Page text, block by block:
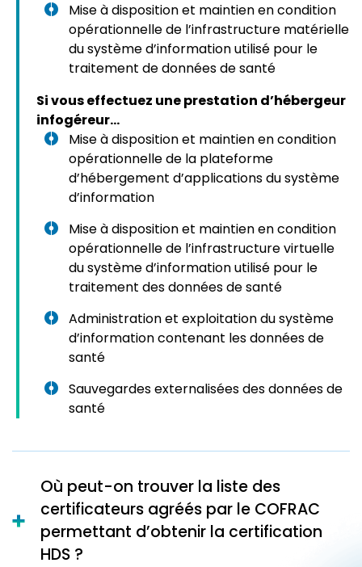
Mise à disposition et maintien en condition
opérationnelle de l’infrastructure matérielle
du système d’information utilisé pour le
traitement de données de santé
Si vous effectuez une prestation d’hébergeur
infogéreur…
Mise à disposition et maintien en condition
opérationnelle de la plateforme
d’hébergement d’applications du système
d’information
Mise à disposition et maintien en condition
opérationnelle de l’infrastructure virtuelle
du système d’information utilisé pour le
traitement des données de santé
Administration et exploitation du système
d’information contenant les données de
santé
Sauvegardes externalisées des données de
santé
Où peut-on trouver la liste des
certificateurs agréés par le COFRAC
permettant d’obtenir la certification
HDS ?